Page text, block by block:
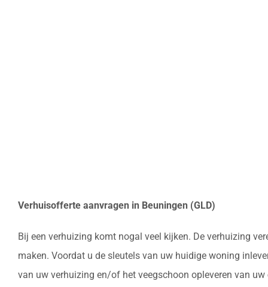
Verhuisofferte aanvragen in Beuningen (GLD)
Bij een verhuizing komt nogal veel kijken. De verhuizing
maken. Voordat u de sleutels van uw huidige woning
van uw verhuizing en/of het veegschoon opleveren van